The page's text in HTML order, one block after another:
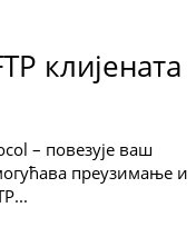
клијената
– повезује ваш
преузимање и